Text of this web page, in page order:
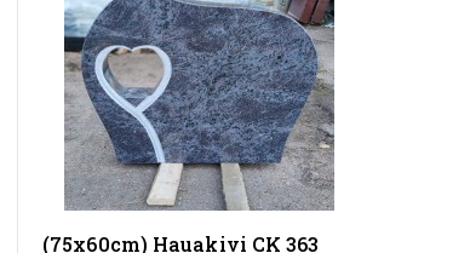
(75x60cm) Hauakivi CK 363